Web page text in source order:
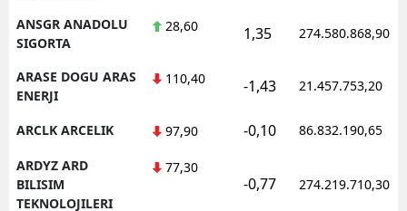
ANSGR ANADOLU
SIGORTA
28,60 1,35 274.580.868,90
ARASE DOGU ARAS
ENERJI
110,40 -1,43 21.457.753,20
ARCLK ARCELIK 97,90 -0,10 86.832.190,65
ARDYZ ARD
BILISIM
TEKNOLOJILERI
77,30
-0,77 274.219.710,30